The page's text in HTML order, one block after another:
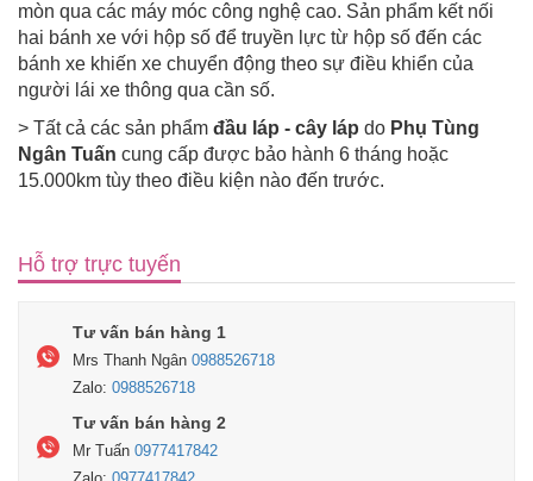
mòn qua các máy móc công nghệ cao. Sản phẩm kết nối
hai bánh xe với hộp số để truyền lực từ hộp số đến các
bánh xe khiến xe chuyển động theo sự điều khiển của
người lái xe thông qua cần số.
> Tất cả các sản phẩm đầu láp - cây láp do Phụ Tùng
Ngân Tuấn cung cấp được bảo hành 6 tháng hoặc
15.000km tùy theo điều kiện nào đến trước.
Hỗ trợ trực tuyến
Tư vấn bán hàng 1
Mrs Thanh Ngân 0988526718
Zalo: 0988526718
Tư vấn bán hàng 2
Mr Tuấn 0977417842